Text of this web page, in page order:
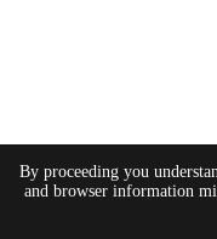
By proceeding you
and browser information